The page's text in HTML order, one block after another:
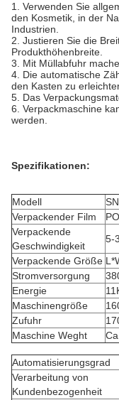
1. Verwenden Sie
den Kosmetik, in der
Industrien.
2. Justieren Sie die
Produkthöhenbreite.
3. Mit Müllabfuhr
4. Die automatische
den Kasten zu
5. Das
6. Verpackmaschine
werden.
Spezifikationen:
Modell
Verpackender Film
Verpackende
Geschwindigkeit
5-
Verpackende Größe
Stromversorgung
Energie
Maschinengröße
Zufuhr
Maschine Weght
Automatisierungsgrad
Verarbeitung von
Kundenbezogenheit